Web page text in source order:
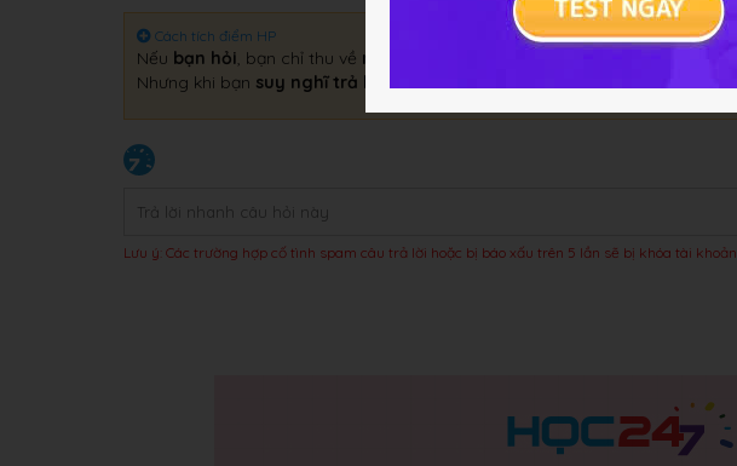
Cách tích điểm HP
Nếu bạn hỏi, bạn chỉ thu về một câu trả lời
Nhưng khi bạn suy nghĩ trả lời
Lưu ý: Các trường hợp cố tình spam câu trả lời hoặc bị báo xấu trên 5 lần sẽ bị khóa tài khoản